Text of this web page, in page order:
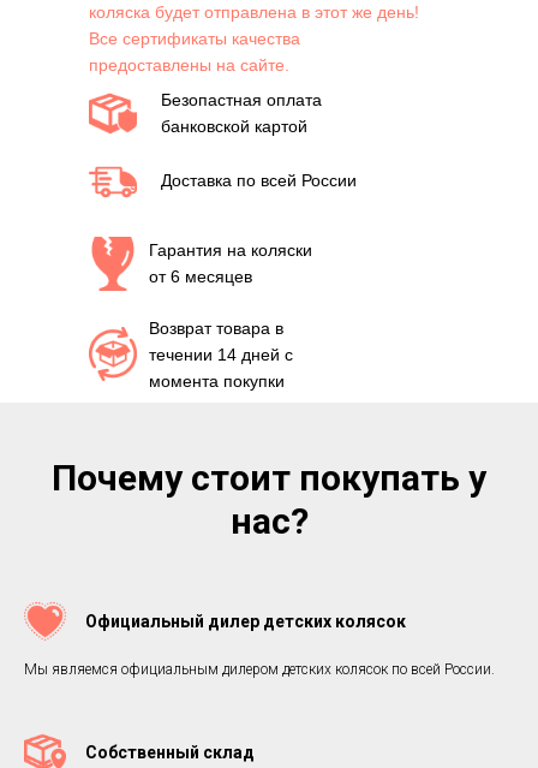
коляска будет отправлена в этот же день!
Все сертификаты качества
предоставлены на сайте.
Возврат товара в
течении 14 дней с
момента покупки
Гарантия на коляски
от 6 месяцев
Безопастная оплата
банковской картой
Доставка по всей России
Почему стоит покупать у
нас?
Официальный дилер детских колясок
Мы являемся официальным дилером детских колясок по всей России.
Собственный склад